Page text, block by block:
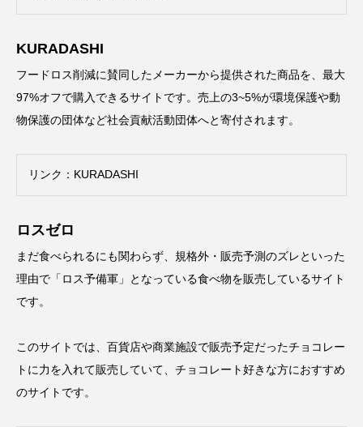
KURADASHI
フードロス削減に賛同したメーカーから提供された商品を、最大
97%オフで購入できるサイトです。売上の3~5%が環境保護や動
物保護の団体など社会貢献活動団体へと寄付されます。
リンク： KURADASHI
ロスゼロ
まだ食べられるにも関わらず、規格外・販売予測のズレといった
理由で「ロス予備軍」となっている食べ物を販売しているサイト
です。
このサイトでは、百貨店や商業施設で販売予定だったチョコレー
トに力を入れて販売していて、チョコレート好きな方におすすめ
のサイトです。